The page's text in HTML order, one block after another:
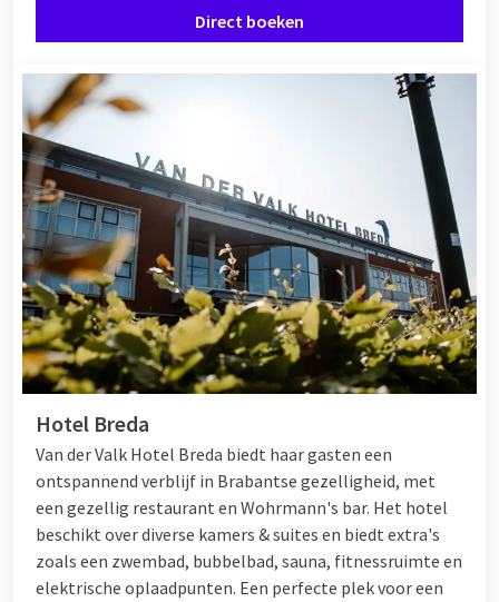
Direct boeken
Hotel Breda
Van der Valk Hotel Breda biedt haar gasten een
ontspannend verblijf in Brabantse gezelligheid, met
een gezellig restaurant en Wohrmann's bar. Het hotel
beschikt over diverse kamers & suites en biedt extra's
zoals een zwembad, bubbelbad, sauna, fitnessruimte en
elektrische oplaadpunten. Een perfecte plek voor een